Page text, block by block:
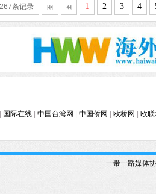
条记录 1 2 3 4
国际在线 中国台湾网 中国侨网 欧桥网
欧
一带一路媒体